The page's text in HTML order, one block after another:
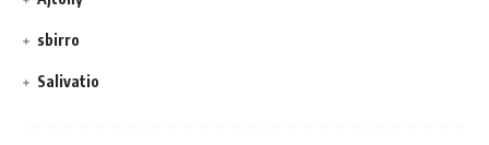
sbirro
Salivatio